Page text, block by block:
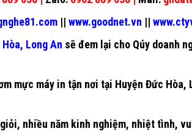
|| www.goodnet.vn ||
Long An sẽ đem lại cho Qúy doanh
mực máy in tận nơi tại Huyện Đức Hòa,
nhiều năm kinh nghiệm, nhiệt tình,